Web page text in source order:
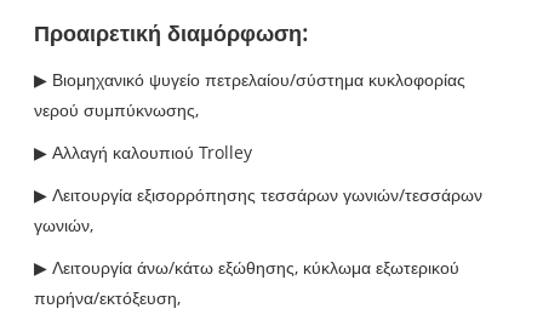
Προαιρετική διαμόρφωση:
▶ Βιομηχανικό ψυγείο πετρελαίου/σύστημα κυκλοφορίας
νερού συμπύκνωσης,
▶ Αλλαγή καλουπιού Trolley
▶ Λειτουργία εξισορρόπησης τεσσάρων γωνιών/τεσσάρων
γωνιών,
▶ Λειτουργία άνω/κάτω εξώθησης, κύκλωμα εξωτερικού
πυρήνα/εκτόξευση,